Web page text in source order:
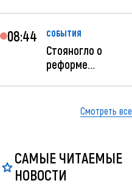
Зеленский объявляет о
радикальной
08:44 СОБЫТИЯ
Стояногло о
реформе
реформир...Смотреть все
САМЫЕ ЧИТАЕМЫЕ
НОВОСТИ